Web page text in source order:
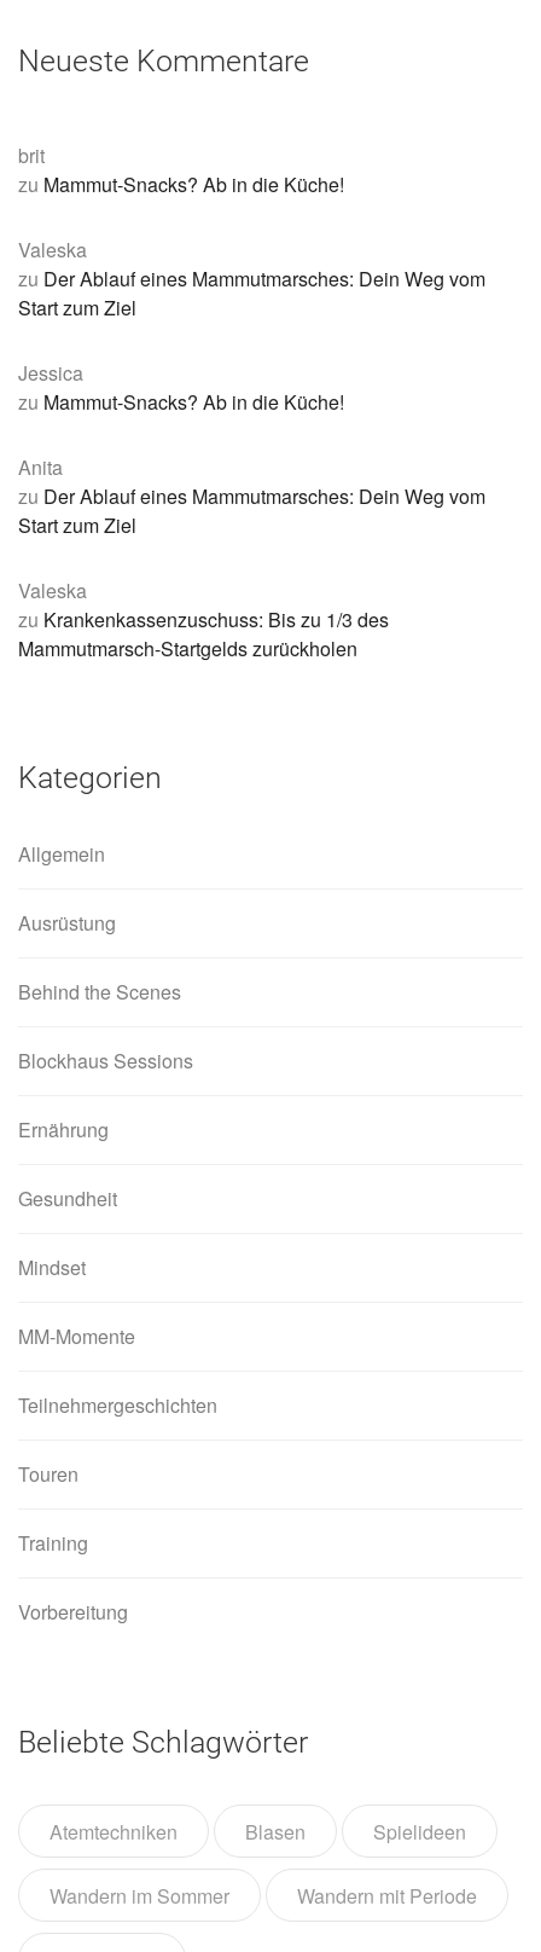
Neueste Kommentare
brit
zu Mammut-Snacks? Ab in die Küche!
Valeska
zu Der Ablauf eines Mammutmarsches: Dein Weg vom
Start zum Ziel
Jessica
zu Mammut-Snacks? Ab in die Küche!
Anita
zu Der Ablauf eines Mammutmarsches: Dein Weg vom
Start zum Ziel
Valeska
zu Krankenkassenzuschuss: Bis zu 1/3 des
Mammutmarsch-Startgelds zurückholen
Kategorien
Allgemein
Ausrüstung
Behind the Scenes
Blockhaus Sessions
Ernährung
Gesundheit
Mindset
MM-Momente
Teilnehmergeschichten
Touren
Training
Vorbereitung
Beliebte Schlagwörter
Atemtechniken Blasen Spielideen
Wandern im Sommer Wandern mit Periode